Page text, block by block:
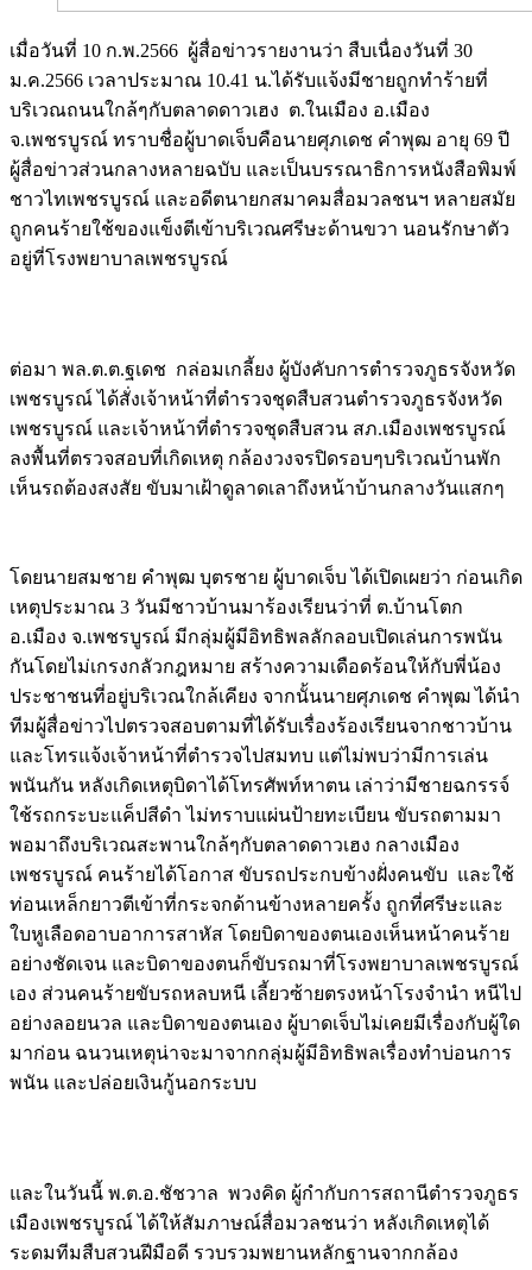
เมื่อวันที่ 10 ก.พ.2566 ผู้สื่อข่าวรายงานว่า สืบเนื่องวันที่ 30
ม.ค.2566 เวลาประมาณ 10.41 น.ได้รับแจ้งมีชายถูกทำร้ายที่
บริเวณถนนใกล้ๆกับตลาดดาวเฮง ต.ในเมือง อ.เมือง
จ.เพชรบูรณ์ ทราบชื่อผู้บาดเจ็บคือนายศุภเดช คำพุฒ อายุ 69 ปี
ผู้สื่อข่าวส่วนกลางหลายฉบับ และเป็นบรรณาธิการหนังสือพิมพ์
ชาวไทเพชรบูรณ์ และอดีตนายกสมาคมสื่อมวลชนฯ หลายสมัย
ถูกคนร้ายใช้ของแข็งตีเข้าบริเวณศรีษะด้านขวา นอนรักษาตัว
อยู่ที่โรงพยาบาลเพชรบูรณ์
ต่อมา พล.ต.ต.ฐเดช กล่อมเกลี้ยง ผู้บังคับการตำรวจภูธรจังหวัด
เพชรบูรณ์ ได้สั่งเจ้าหน้าที่ตำรวจชุดสืบสวนตำรวจภูธรจังหวัด
เพชรบูรณ์ และเจ้าหน้าที่ตำรวจชุดสืบสวน สภ.เมืองเพชรบูรณ์
ลงพื้นที่ตรวจสอบที่เกิดเหตุ กล้องวงจรปิดรอบๆบริเวณบ้านพัก
เห็นรถต้องสงสัย ขับมาเฝ้าดูลาดเลาถึงหน้าบ้านกลางวันแสกๆ
โดยนายสมชาย คำพุฒ บุตรชาย ผู้บาดเจ็บ ได้เปิดเผยว่า ก่อนเกิด
เหตุประมาณ 3 วันมีชาวบ้านมาร้องเรียนว่าที่ ต.บ้านโตก
อ.เมือง จ.เพชรบูรณ์ มีกลุ่มผู้มีอิทธิพลลักลอบเปิดเล่นการพนัน
กันโดยไม่เกรงกลัวกฎหมาย สร้างความเดือดร้อนให้กับพี่น้อง
ประชาชนที่อยู่บริเวณใกล้เคียง จากนั้นนายศุภเดช คำพุฒ ได้นำ
ทีมผู้สื่อข่าวไปตรวจสอบตามที่ได้รับเรื่องร้องเรียนจากชาวบ้าน
และโทรแจ้งเจ้าหน้าที่ตำรวจไปสมทบ แต่ไม่พบว่ามีการเล่น
พนันกัน หลังเกิดเหตุบิดาได้โทรศัพท์หาตน เล่าว่ามีชายฉกรรจ์
ใช้รถกระบะแค็ปสีดำ ไม่ทราบแผ่นป้ายทะเบียน ขับรถตามมา
พอมาถึงบริเวณสะพานใกล้ๆกับตลาดดาวเฮง กลางเมือง
เพชรบูรณ์ คนร้ายได้โอกาส ขับรถประกบข้างฝั่งคนขับ และใช้
ท่อนเหล็กยาวตีเข้าที่กระจกด้านข้างหลายครั้ง ถูกที่ศรีษะและ
ใบหูเลือดอาบอาการสาหัส โดยบิดาของตนเองเห็นหน้าคนร้าย
อย่างชัดเจน และบิดาของตนก็ขับรถมาที่โรงพยาบาลเพชรบูรณ์
เอง ส่วนคนร้ายขับรถหลบหนี เลี้ยวซ้ายตรงหน้าโรงจำนำ หนีไป
อย่างลอยนวล และบิดาของตนเอง ผู้บาดเจ็บไม่เคยมีเรื่องกับผู้ใด
มาก่อน ฉนวนเหตุน่าจะมาจากกลุ่มผู้มีอิทธิพลเรื่องทำบ่อนการ
พนัน และปล่อยเงินกู้นอกระบบ
และในวันนี้ พ.ต.อ.ชัชวาล พวงคิด ผู้กำกับการสถานีตำรวจภูธร
เมืองเพชรบูรณ์ ได้ให้สัมภาษณ์สื่อมวลชนว่า หลังเกิดเหตุได้
ระดมทีมสืบสวนฝีมือดี รวบรวมพยานหลักฐานจากกล้อง